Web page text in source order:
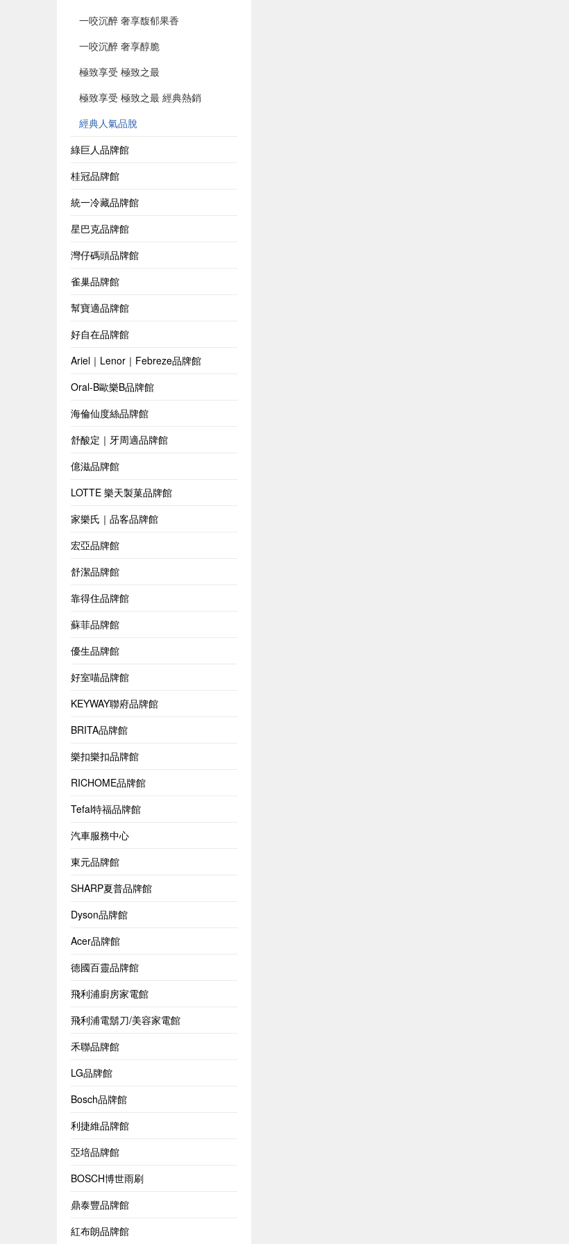
一咬沉醉 奢享馥郁果香
一咬沉醉 奢享醇脆
極致享受 極致之最
極致享受 極致之最 經典熱銷
經典人氣品脫
綠巨人品牌館
桂冠品牌館
統一冷藏品牌館
星巴克品牌館
灣仔碼頭品牌館
雀巢品牌館
幫寶適品牌館
好自在品牌館
Ariel｜Lenor｜Febreze品牌館
Oral-B歐樂B品牌館
海倫仙度絲品牌館
舒酸定｜牙周適品牌館
億滋品牌館
LOTTE 樂天製菓品牌館
家樂氏｜品客品牌館
宏亞品牌館
舒潔品牌館
靠得住品牌館
蘇菲品牌館
優生品牌館
好室喵品牌館
KEYWAY聯府品牌館
BRITA品牌館
樂扣樂扣品牌館
RICHOME品牌館
Tefal特福品牌館
汽車服務中心
東元品牌館
SHARP夏普品牌館
Dyson品牌館
Acer品牌館
德國百靈品牌館
飛利浦廚房家電館
飛利浦電鬍刀/美容家電館
禾聯品牌館
LG品牌館
Bosch品牌館
利捷維品牌館
亞培品牌館
BOSCH博世雨刷
鼎泰豐品牌館
紅布朗品牌館